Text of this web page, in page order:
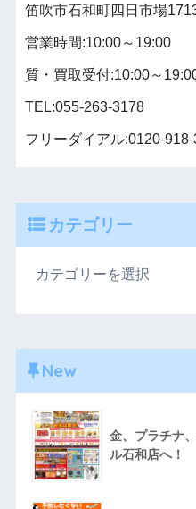
笛吹市石和町四日市場
営業時間:10:00～19:00
質・買取受付:10:00～
TEL:055-263-3178
フリーダイアル:0120-
カテゴリー
New
金、プラチナ
ル石和店へ！